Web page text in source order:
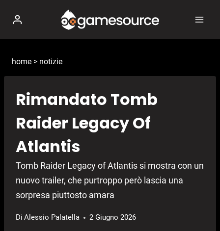
contenuto
home > notizie
Rimandato Tomb
Raider Legacy Of
Atlantis
Tomb Raider Legacy of Atlantis si mostra con un
nuovo trailer, che purtroppo però lascia una
sorpresa piuttosto amara
Di Alessio Palatella 2 Giugno 2026